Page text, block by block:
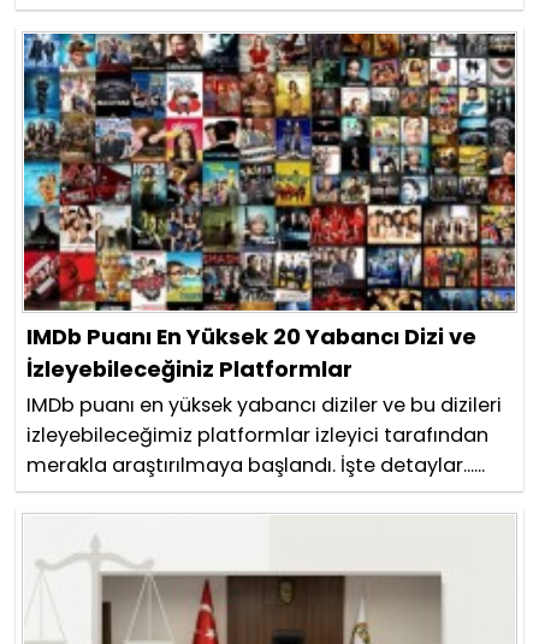
IMDb Puanı En Yüksek 20 Yabancı Dizi ve
İzleyebileceğiniz Platformlar
IMDb puanı en yüksek yabancı diziler ve bu dizileri
izleyebileceğimiz platformlar izleyici tarafından
merakla araştırılmaya başlandı. İşte detaylar......